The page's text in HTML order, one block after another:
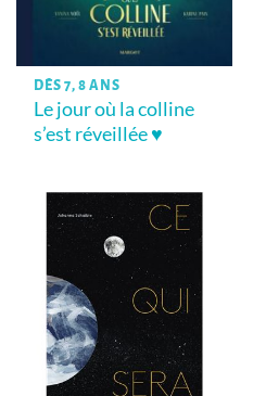
DÈS 7, 8 ANS
Le jour où la colline
s’est réveillée ♥